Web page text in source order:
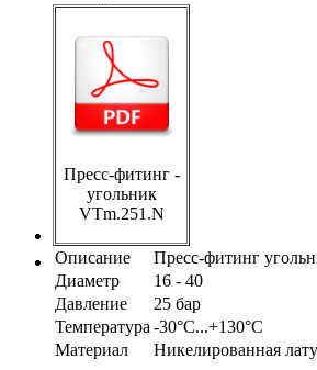
Пресс-фитинг -
угольник
VTm.251.N
Описание
Пресс-фитинг
Диаметр
16 - 40
Давление
25 бар
Температура -30°С...+130°С
Материал
Никелированная